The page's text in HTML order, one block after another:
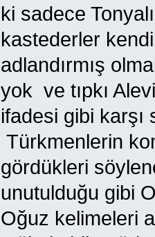
ki sadece
kastederler
adlandırmış
yok ve tıpkı
ifadesi gibi karşı
Türkmenlerin
gördükleri
unutulduğu gibi
Oğuz kelimeleri